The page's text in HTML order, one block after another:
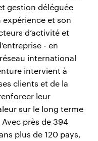
gestion déléguée
expérience et son
d’activité et
- en
international
intervient à
clients et de la
leur
sur le long terme
près de 394
plus de 120 pays,